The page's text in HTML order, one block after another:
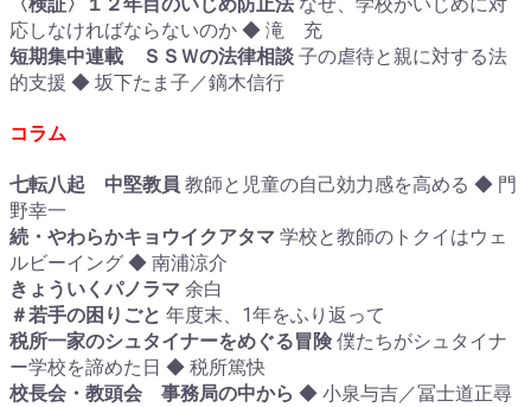
応しなければならないのか ◆ 滝 充
短期集中連載 ＳＳＷの法律相談 子の虐待と親に対する法
的支援 ◆ 坂下たま子／鏑木信行
コラム
七転八起 中堅教員 教師と児童の自己効力感を高める ◆ 門
野幸一
続・やわらかキョウイクアタマ 学校と教師のトクイはウェ
ルビーイング ◆ 南浦涼介
きょういくパノラマ 余白
＃若手の困りごと 年度末、1年をふり返って
税所一家のシュタイナーをめぐる冒険僕たちがシュタイナ
ー学校を諦めた日 ◆ 税所篤快
校長会・教頭会 事務局の中から ◆ 小泉与吉／冨士道正尋